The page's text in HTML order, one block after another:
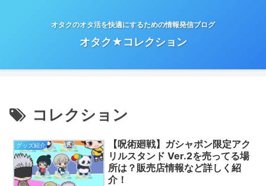
オタクのオタ活を快適にするための情報発信ブログ
オタク★コレクション
コレクション
グッズ紹介
【呪術廻戦】ガシャポン限定アク
リルスタンド Ver.2を売ってる場
所は？販売店情報など詳しく紹
介！